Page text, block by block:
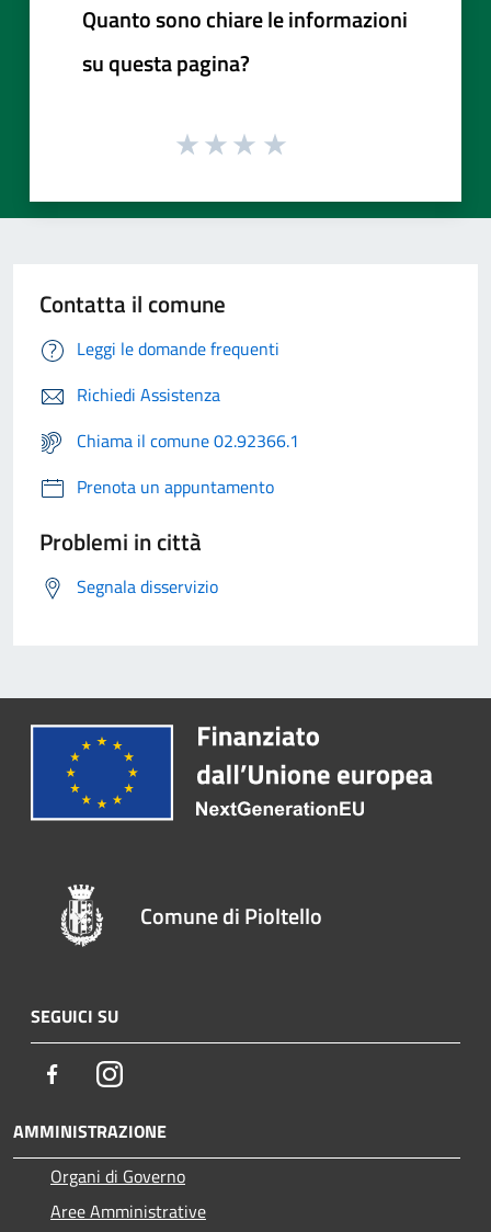
Quanto sono chiare le informazioni
su questa pagina?
Contatta il comune
Leggi le domande frequenti
Richiedi Assistenza
Chiama il comune 02.92366.1
Prenota un appuntamento
Problemi in città
Segnala disservizio
Comune di Pioltello
SEGUICI SU
FacebookInstagram
AMMINISTRAZIONE
Organi di Governo
Aree Amministrative